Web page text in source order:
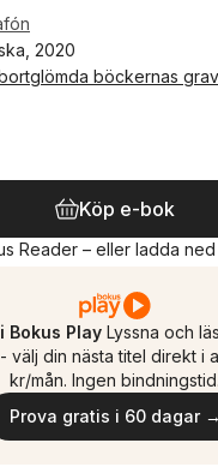
2020
böckernas
Totalt antal röster:
Köp e-bok
Reader – eller ladda
Bokus Play Lyssna och
välj din nästa titel direkt i
kr/mån. Ingen bindningstid.
Prova gratis i 60 dagar →